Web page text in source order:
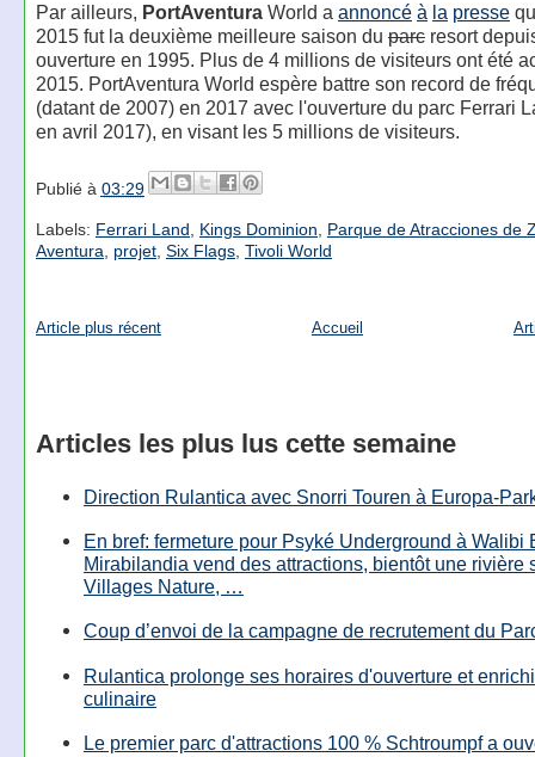
Par ailleurs, PortAventuraWorld a annoncé à la presse
2015 fut la deuxième meilleure saison du parcresort
ouverture en 1995. Plus de 4 millions de visiteurs ont été
2015. PortAventura World espère battre son record de
(datant de 2007) en 2017 avec l'ouverture du parc Ferrari
en avril 2017), en visant les 5 millions de visiteurs.
Publié à 03:29
Labels: Ferrari Land, Kings Dominion, Parque de Atracciones de
Aventura, projet, Six Flags, Tivoli World
Article plus récent Accueil
Articles les plus lus cette semaine
Direction Rulantica avec Snorri Touren à Europa-
En bref: fermeture pour Psyké Underground à Walibi
Mirabilandia vend des attractions, bientôt une rivière
Villages Nature, …
Coup d’envoi de la campagne de recrutement du
Rulantica prolonge ses horaires d'ouverture et
culinaire
Le premier parc d'attractions 100 % Schtroumpf a